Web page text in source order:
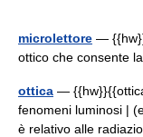
microlettore —
ottico che consente
ottica —
fenomeni luminosi |
è relativo alle